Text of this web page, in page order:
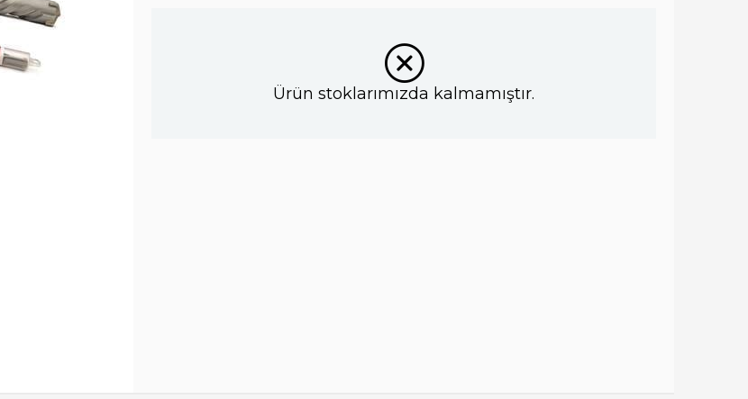
Ürün stoklarımızda kalmamıştır.